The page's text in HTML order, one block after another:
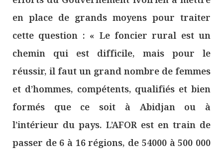
en place de grands moyens pour traiter
cette question : « Le foncier rural est un
chemin qui est difficile, mais pour le
réussir, il faut un grand nombre de femmes
et d’hommes, compétents, qualifiés et bien
formés que ce soit à Abidjan ou à
l’intérieur du pays. L’AFOR est en train de
passer de 6 à 16 régions, de 54000 à 500 000